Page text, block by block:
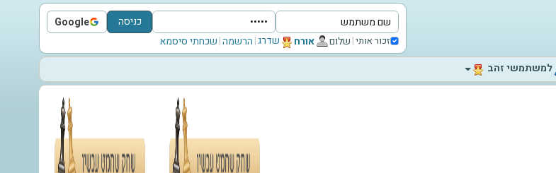
כניסה Google
Sign in with Google
זכור אותי|שלום ‫אורח‬ שדרג|הרשמה|שכחתי סיסמא
‫למשתמשי זהב‬